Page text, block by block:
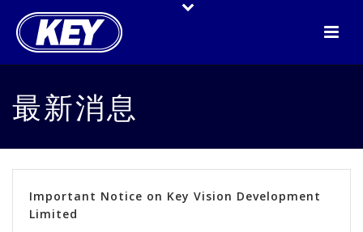
最新消息
Important Notice on Key Vision Development
Limited